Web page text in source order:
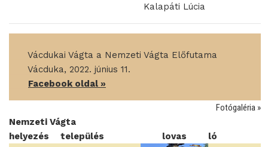
Kalapáti Lúcia
Vácdukai Vágta a Nemzeti Vágta Előfutama
Vácduka, 2022. június 11.
Facebook oldal »
Fotógaléria »
Nemzeti Vágta
helyezés
település lovas ló